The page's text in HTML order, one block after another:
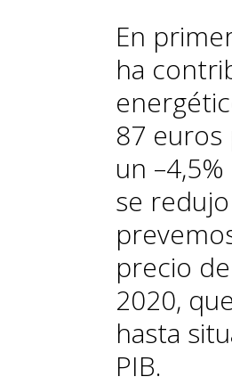
En
ha
87
un
se
precio
2020,
hasta
PIB.